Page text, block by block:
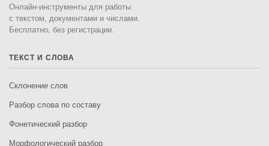
Онлайн-инструменты для работы
с текстом, документами и числами.
Бесплатно, без регистрации.
ТЕКСТ И СЛОВА
Склонение слов
Разбор слова по составу
Фонетический разбор
Морфологический разбор